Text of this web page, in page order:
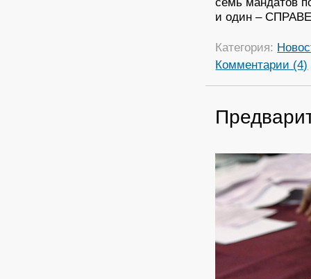
и один –
Категория:
Комментарии (4)